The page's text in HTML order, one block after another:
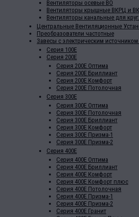
Вентиляторы осевые ВО
Вентиляторы крышные ВКРЦ и
Вентиляторы канальные для
Центральные Вентиляционные
Преобразователи частотные
Завесы с электрическим источником
Серия 100Е
Серия 200Е
Серия 200Е Оптима
Серия 200Е Бриллиант
Серия 200Е Комфорт
Серия 200Е Потолочная
Серия 300Е
Серия 300Е Оптима
Серия 300Е Потолочная
Серия 300Е Бриллиант
Серия 300Е Комфорт
Серия 300Е Призма-1
Серия 300Е Призма-2
Серия 400Е
Серия 400Е Оптима
Серия 400Е Бриллиант
Серия 400Е Комфорт
Серия 400Е Комфорт плюс
Серия 400Е Потолочная
Серия 400Е Призма-1
Серия 400Е Призма-2
Серия 400Е Гранит